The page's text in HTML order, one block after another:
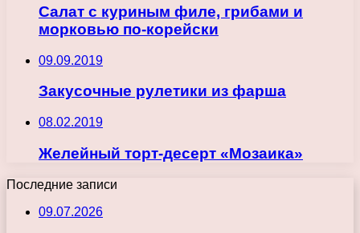
Салат с куриным филе, грибами и
морковью по-корейски
09.09.2019
Закусочные рулетики из фарша
08.02.2019
Желейный торт-десерт «Мозаика»
Последние записи
09.07.2026